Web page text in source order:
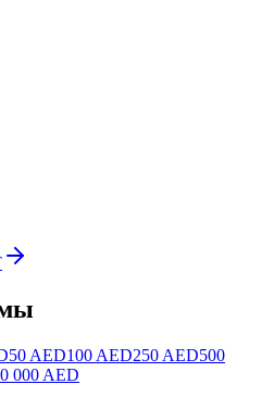
50 AED100 AED250 AED500
000 AED